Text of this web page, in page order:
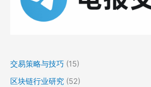
交易策略与技巧 (15)
区块链行业研究 (52)